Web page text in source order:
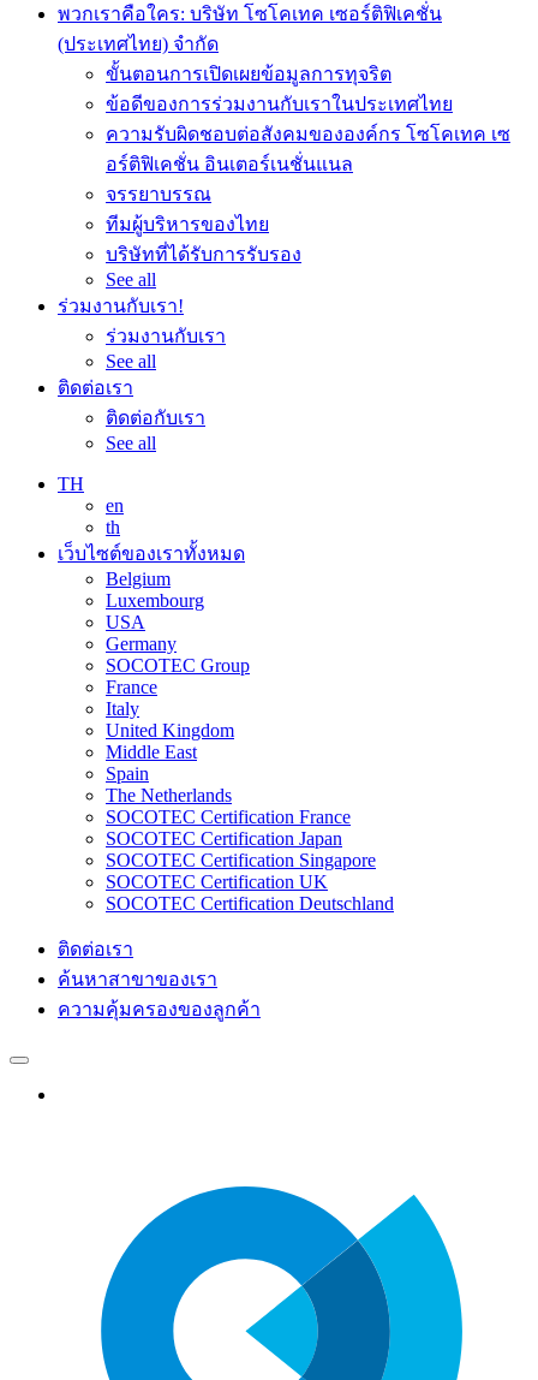
พวกเราคือใคร: บริษัท โซโคเทค เซอร์ติฟิเคชั่น
(ประเทศไทย) จำกัด
ขั้นตอนการเปิดเผยข้อมูลการทุจริต
ข้อดีของการร่วมงานกับเราในประเทศไทย
ความรับผิดชอบต่อสังคมขององค์กร โซโคเทค เซ
อร์ติฟิเคชั่น อินเตอร์เนชั่นแนล
จรรยาบรรณ
ทีมผู้บริหารของไทย
บริษัทที่ได้รับการรับรอง
See all
ร่วมงานกับเรา!
ร่วมงานกับเรา
See all
ติดต่อเรา
ติดต่อกับเรา
See all
TH
en
th
เว็บไซต์ของเราทั้งหมด
Belgium
Luxembourg
USA
Germany
SOCOTEC Group
France
Italy
United Kingdom
Middle East
Spain
The Netherlands
SOCOTEC Certification France
SOCOTEC Certification Japan
SOCOTEC Certification Singapore
SOCOTEC Certification UK
SOCOTEC Certification Deutschland
ติดต่อเรา
ค้นหาสาขาของเรา
ความคุ้มครองของลูกค้า